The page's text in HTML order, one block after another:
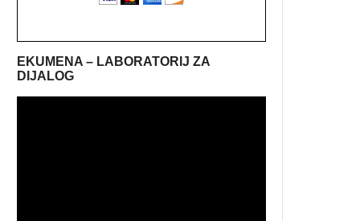
EKUMENA – LABORATORIJ ZA
DIJALOG